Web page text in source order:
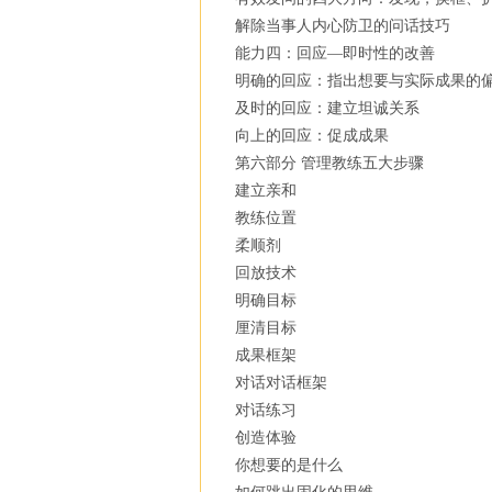
解除当事人内心防卫的问话技巧
能力四：回应—即时性的改善
明确的回应：指出想要与实际成果的
及时的回应：建立坦诚关系
向上的回应：促成成果
第六部分 管理教练五大步骤
建立亲和
教练位置
柔顺剂
回放技术
明确目标
厘清目标
成果框架
对话对话框架
对话练习
创造体验
你想要的是什么